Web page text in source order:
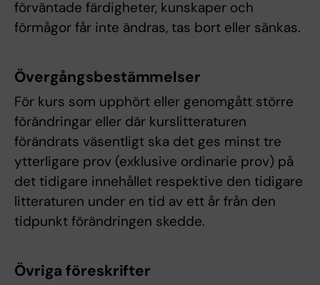
förväntade färdigheter, kunskaper och
förmågor får inte ändras, tas bort eller sänkas.
Övergångsbestämmelser
För kurs som upphört eller genomgått större
förändringar eller där kurslitteraturen
förändrats väsentligt ska det ges minst tre
ytterligare prov (exklusive ordinarie prov) på
det tidigare innehållet respektive den tidigare
litteraturen under en tid av ett år från den
tidpunkt förändringen skedde.
Övriga föreskrifter